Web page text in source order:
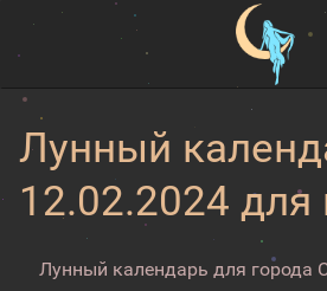
Лунный
12.02.2024
Лунный календарь для города